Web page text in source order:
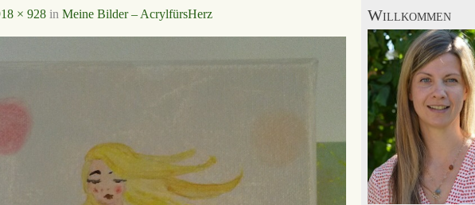
× 928 inMeine Bilder – AcrylfürsHerz Willkommen